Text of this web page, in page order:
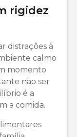
rigidez
distrações à
calmo
momento
não ser
é a
a comida.